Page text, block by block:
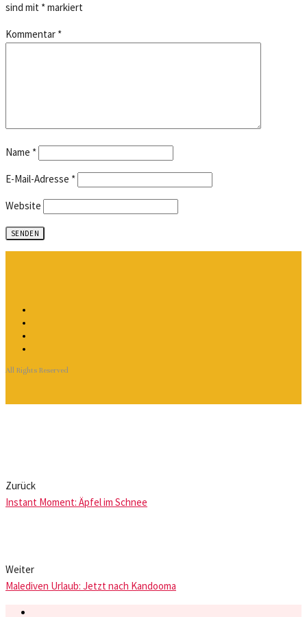
sind mit *markiert
Kommentar *
Name *
E-Mail-Adresse *
Website
All Rights Reserved
Zurück
Instant Moment: Äpfel im Schnee
Weiter
Malediven Urlaub: Jetzt nach Kandooma